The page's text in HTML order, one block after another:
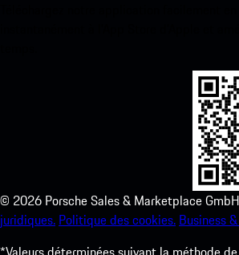
© 2026 Porsche Sales & Marketplace GmbH
juridiques. Politique des cookies. Business